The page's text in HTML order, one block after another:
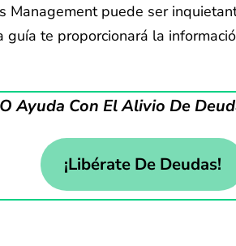
puede ser
te proporcionará la
Ayuda Con El Alivio De
¡Libérate De Deudas!